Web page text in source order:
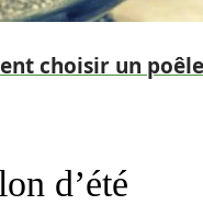
choisir un
d’été